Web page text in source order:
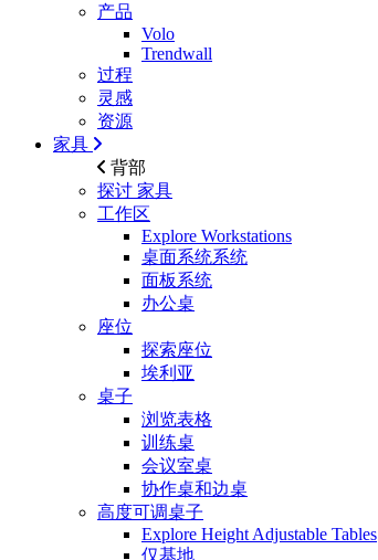
产品
Volo
Trendwall
过程
灵感
资源
家具
背部
探讨 家具
工作区
Explore Workstations
桌面系统系统
面板系统
办公桌
座位
探索座位
埃利亚
桌子
浏览表格
训练桌
会议室桌
协作桌和边桌
高度可调桌子
Explore Height Adjustable Tables
仅基地